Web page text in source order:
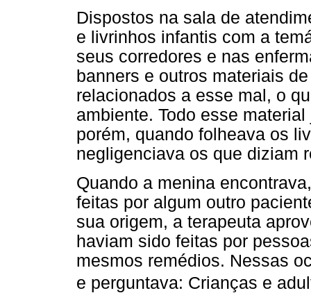
Dispostos na sala de
e livrinhos infantis com a
seus corredores e nas
banners e outros materiais
relacionados a esse mal, o
ambiente. Todo esse
porém, quando folheava os
negligenciava os que diziam
Quando a menina
feitas por algum outro
sua origem, a terapeuta
haviam sido feitas por
mesmos remédios. Nessas
e perguntava: Crianças e